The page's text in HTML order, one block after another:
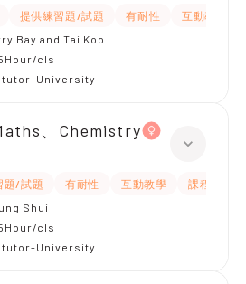
提供練習題/試題 有耐性
互動教學
Bay and Tai Koo
cls
tutor-University
、Chemistry
題/試題 有耐性 互動教學
課程設計
Shui
cls
tutor-University